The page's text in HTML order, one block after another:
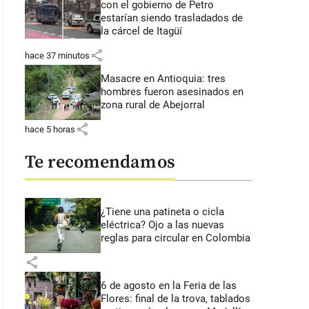
de Detención Metropolitano de Brooklyn, en Nueva York. FOTO:
con el gobierno de Petro
estarían siendo trasladados de
la cárcel de Itagüí
hace 37 minutos share
Masacre en Antioquia: tres
hombres fueron asesinados en
zona rural de Abejorral
hace 5 horas share
Te recomendamos
¿Tiene una patineta o cicla
eléctrica? Ojo a las nuevas
reglas para circular en Colombia
share
6 de agosto en la Feria de las
Flores: final de la trova, tablados